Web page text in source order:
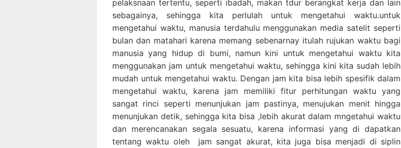
pelaksnaan tertentu, seperti ibadah, makan tdur berangkat kerja dan lain
sebagainya, sehingga kita perlulah untuk mengetahui waktu.untuk
mengetahui waktu, manusia terdahulu menggunakan media satelit seperti
bulan dan matahari karena memang sebenarnay itulah rujukan waktu bagi
manusia yang hidup di bumi, namun kini untuk mengetahui waktu kita
menggunakan jam untuk mengetahui waktu, sehingga kini kita sudah lebih
mudah untuk mengetahui waktu. Dengan jam kita bisa lebih spesifik dalam
mengetahui waktu, karena jam memiliki fitur perhitungan waktu yang
sangat rinci seperti menunjukan jam pastinya, menujukan menit hingga
menunjukan detik, sehingga kita bisa ,lebih akurat dalam mngetahui waktu
dan merencanakan segala sesuatu, karena informasi yang di dapatkan
tentang waktu oleh jam sangat akurat, kita juga bisa menjadi di siplin